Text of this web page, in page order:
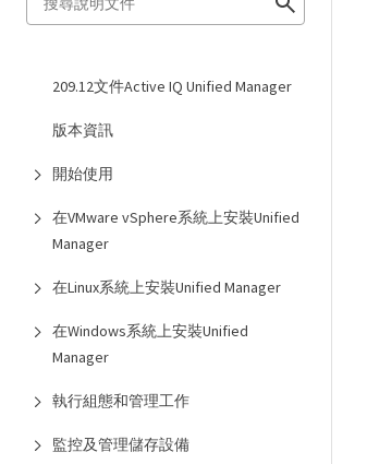
209.12文件Active IQ Unified Manager
版本資訊
開始使用
在VMware vSphere系統上安裝Unified
Manager
在Linux系統上安裝Unified Manager
在Windows系統上安裝Unified
Manager
執行組態和管理工作
監控及管理儲存設備